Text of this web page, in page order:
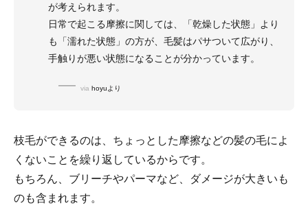
が考えられます。
日常で起こる摩擦に関しては、「乾燥した状態」より
も「濡れた状態」の方が、毛髪はパサついて広がり、
手触りが悪い状態になることが分かっています。
via hoyuより
枝毛ができるのは、ちょっとした摩擦などの髪の毛によ
くないことを繰り返しているからです。
もちろん、ブリーチやパーマなど、ダメージが大きいも
のも含まれます。